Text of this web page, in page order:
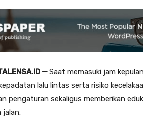
—Saat memasuki jam
lalu lintas serta risiko
pengaturan sekaligus memberikan
jalan.